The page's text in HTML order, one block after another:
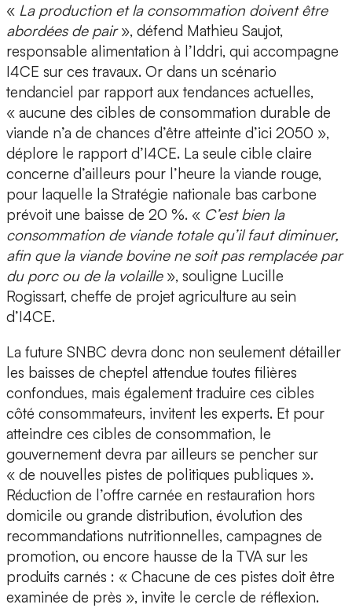
« La production et la consommation doivent être
abordées de pair», défend Mathieu Saujot,
responsable alimentation à l’Iddri, qui accompagne
I4CE sur ces travaux. Or dans un scénario
tendanciel par rapport aux tendances actuelles,
« aucune des cibles de consommation durable de
viande n’a de chances d’être atteinte d’ici 2050 »,
déplore le rapport d’I4CE. La seule cible claire
concerne d’ailleurs pour l’heure la viande rouge,
pour laquelle la Stratégie nationale bas carbone
prévoit une baisse de 20 %. « C’est bien la
consommation de viande totale qu’il faut diminuer,
afin que la viande bovine ne soit pas remplacée par
du porc ou de la volaille», souligne Lucille
Rogissart, cheffe de projet agriculture au sein
d’I4CE.
La future SNBC devra donc non seulement détailler
les baisses de cheptel attendue toutes filières
confondues, mais également traduire ces cibles
côté consommateurs, invitent les experts. Et pour
atteindre ces cibles de consommation, le
gouvernement devra par ailleurs se pencher sur
« de nouvelles pistes de politiques publiques ».
Réduction de l’offre carnée en restauration hors
domicile ou grande distribution, évolution des
recommandations nutritionnelles, campagnes de
promotion, ou encore hausse de la TVA sur les
produits carnés : « Chacune de ces pistes doit être
examinée de près », invite le cercle de réflexion.